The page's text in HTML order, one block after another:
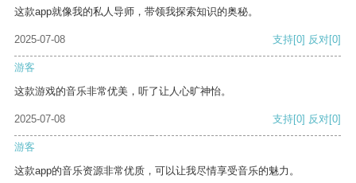
这款app就像我的私人导师，带领我探索知识的奥秘。
2025-07-08 支持[0] 反对[0]
游客
这款游戏的音乐非常优美，听了让人心旷神怡。
2025-07-08 支持[0] 反对[0]
游客
这款app的音乐资源非常优质，可以让我尽情享受音乐的魅力。